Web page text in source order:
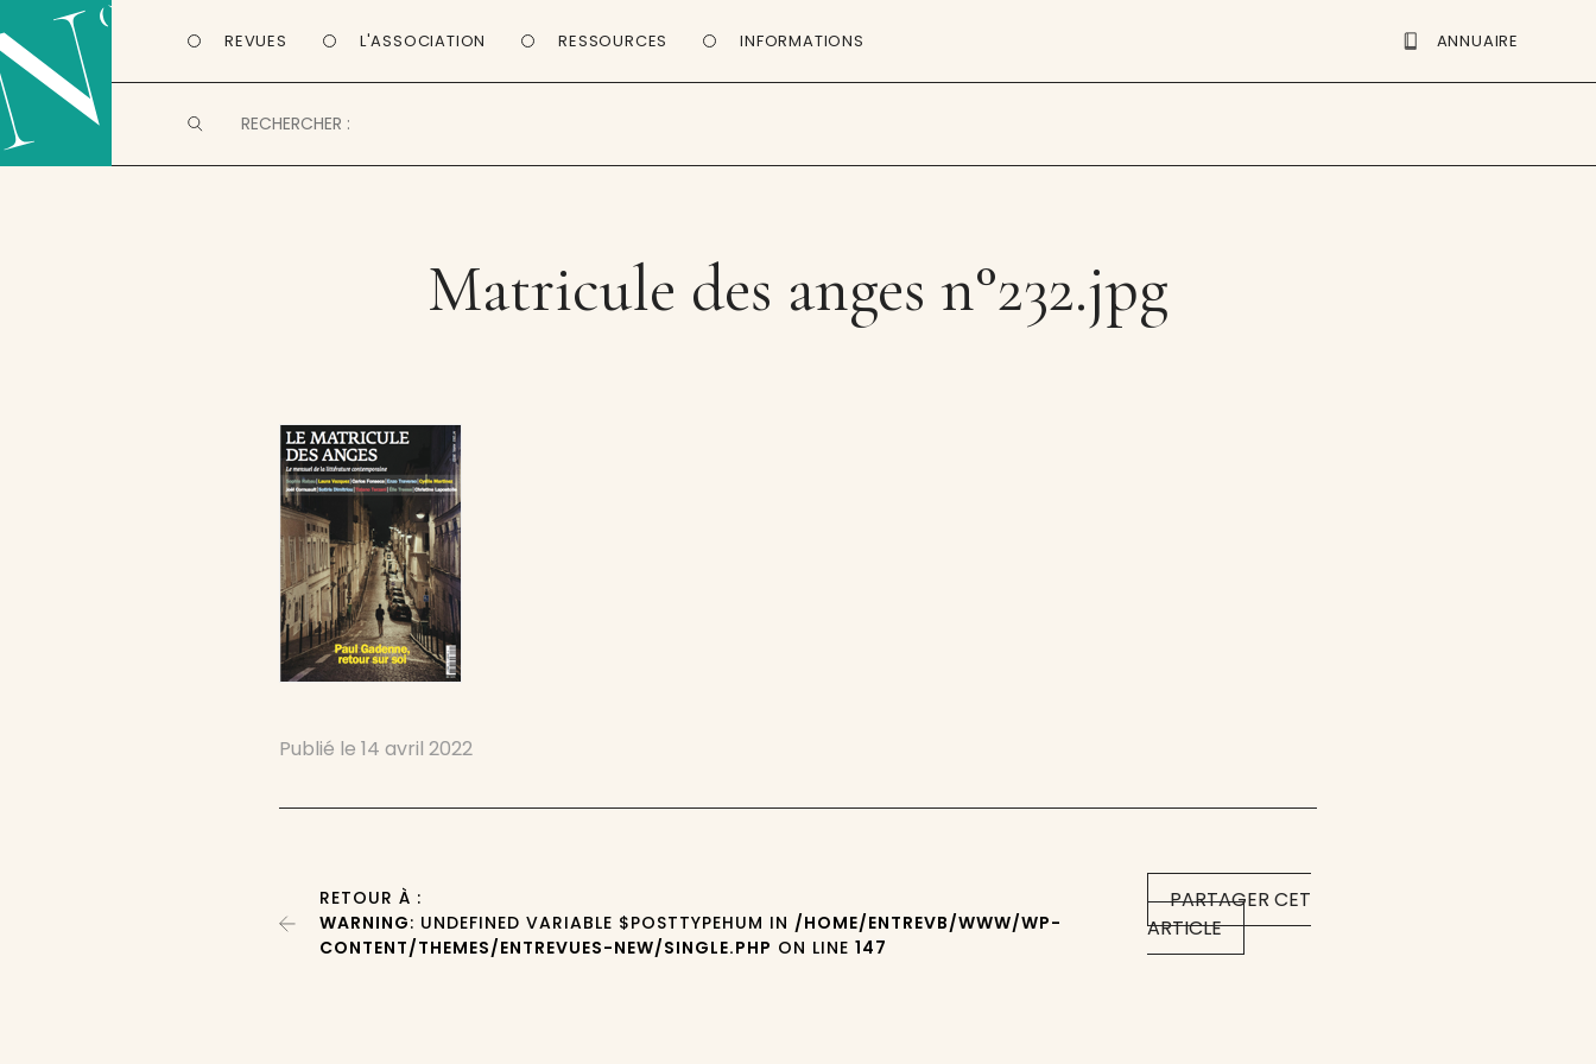
REVUES L'ASSOCIATION RESSOURCES INFORMATIONS ANNUAIRE
Matricule des anges n°232.jpg
Publié le14 avril 2022
PARTAGER CET
ARTICLE
RETOUR À :
WARNING: UNDEFINED VARIABLE $POSTTYPEHUM IN /HOME/ENTREVB/WWW/WP-
CONTENT/THEMES/ENTREVUES-NEW/SINGLE.PHP ON LINE147